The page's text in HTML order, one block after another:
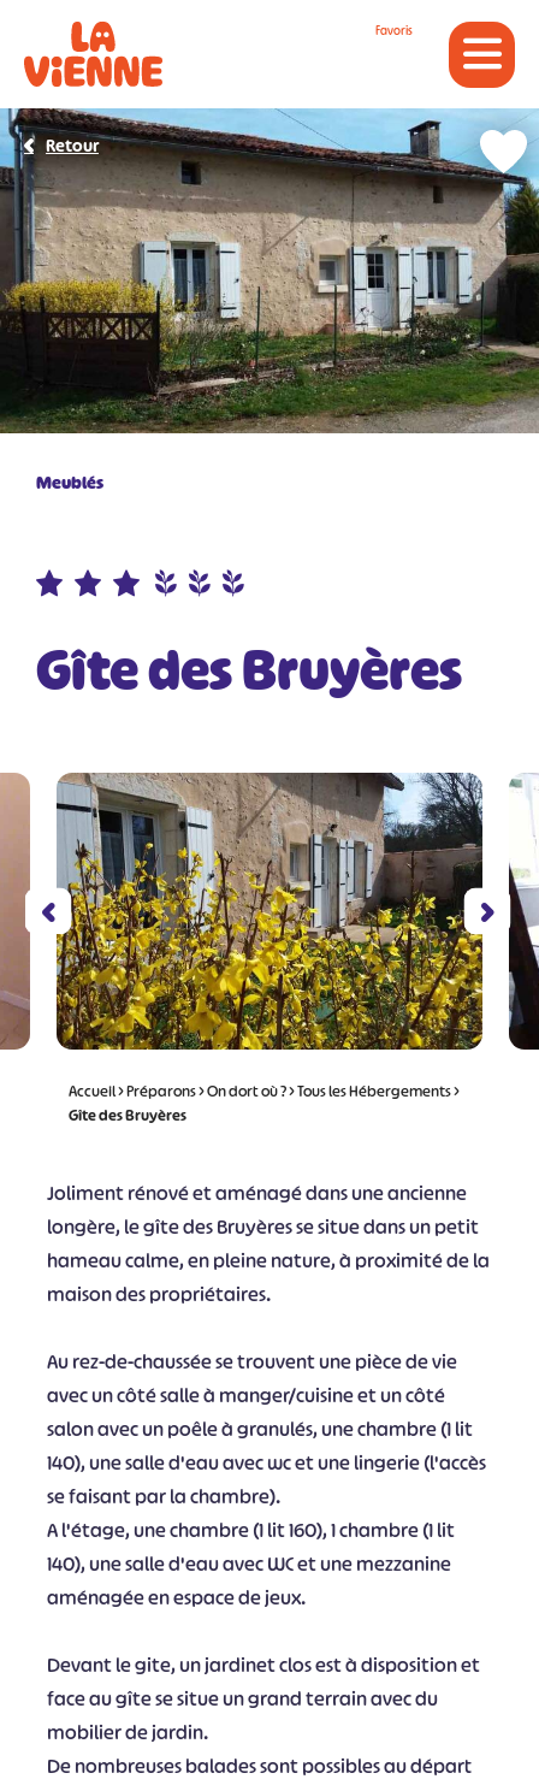
Favoris
Meublés
Gîte des Bruyères
Retour
Accueil>Préparons>On dort où ?>Tous les Hébergements>
Gîte des Bruyères
Joliment rénové et aménagé dans une ancienne
longère, le gîte des Bruyères se situe dans un petit
hameau calme, en pleine nature, à proximité de la
maison des propriétaires.
Au rez-de-chaussée se trouvent une pièce de vie
avec un côté salle à manger/cuisine et un côté
salon avec un poêle à granulés, une chambre (1 lit
140), une salle d'eau avec wc et une lingerie (l'accès
se faisant par la chambre).
A l'étage, une chambre (1 lit 160), 1 chambre (1 lit
140), une salle d'eau avec WC et une mezzanine
aménagée en espace de jeux.
Devant le gite, un jardinet clos est à disposition et
face au gîte se situe un grand terrain avec du
mobilier de jardin.
De nombreuses balades sont possibles au départ